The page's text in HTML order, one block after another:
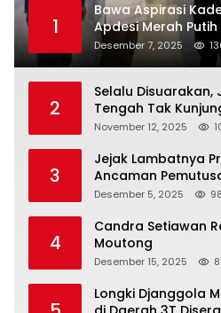
1
Bawa Aspirasi
Apdesi Merah
Provinsi
Desember 7, 2025
2
Selalu Disuarakan,
Tengah Tak
November 12, 2025
3
Jejak Lambatnya
Ancaman
Desember 5, 2025
4
Candra Setiawan
Moutong
Desember 15, 2025
Longki Djanggola